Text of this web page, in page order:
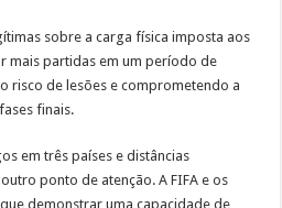
sobre a carga física imposta aos
mais partidas em um período de
risco de lesões e comprometendo a
finais.
em três países e distâncias
ponto de atenção. A FIFA e os
demonstrar uma capacidade de